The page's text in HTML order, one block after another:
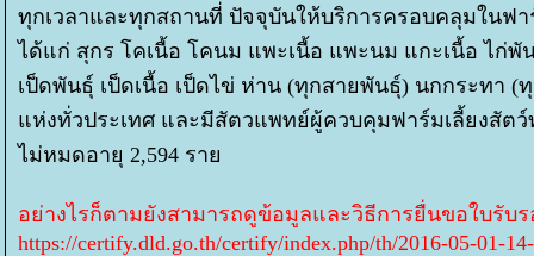
ทุกเวลาและทุกสถานที่ ปัจจุบันให้บริการครอบคลุมในฟา
ได้แก่ สุกร โคเนื้อ โคนม แพะเนื้อ แพะนม แกะเนื้อ ไก่
เป็ดพันธุ์ เป็ดเนื้อ เป็ดไข่ ห่าน (ทุกสายพันธุ์) นกกระทา
ห่งทั่วประเทศ และมีสัตวแพทย์ผู้ควบคุมฟาร์มเลี้ยงสัตว์
ไม่หมดอายุ 2,594 รา
อย่างไรก็ตามยังสามารถดูข้อมูลและวิธีการยื่นขอใบรับ
https://certify.dld.go.th/certify/index.php/th/2016-05-01-